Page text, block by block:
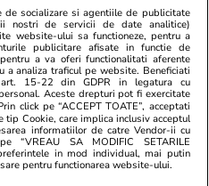
22 iul.
socializare si agentiile de publicitate
nostri de servicii de date analitice)
website-ului sa functioneze, pentru a
publicitare afisate in functie de
a va oferi functionalitati aferente
a analiza traficul pe website. Beneficiati
15-22 din GDPR in legatura cu
Aceste drepturi pot fi exercitate
click pe “ACCEPT TOATE”, acceptati
tip Cookie, care implica inclusiv acceptul
informatiilor de catre Vendor-ii cu
“VREAU SA MODIFIC SETARILE
in mod individual, mai putin
pentru functionarea website-ului.